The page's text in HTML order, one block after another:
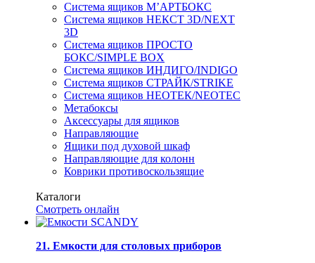
Система ящиков М’АРТБОКС
Система ящиков НЕКСТ 3D/NEXT
3D
Система ящиков ПРОСТО
БОКС/SIMPLE BOX
Система ящиков ИНДИГО/INDIGO
Система ящиков СТРАЙК/STRIKE
Система ящиков НЕОТЕК/NEOTEC
Метабоксы
Аксессуары для ящиков
Направляющие
Ящики под духовой шкаф
Направляющие для колонн
Коврики противоскользящие
Каталоги
Смотреть онлайн
21. Емкости для столовых приборов